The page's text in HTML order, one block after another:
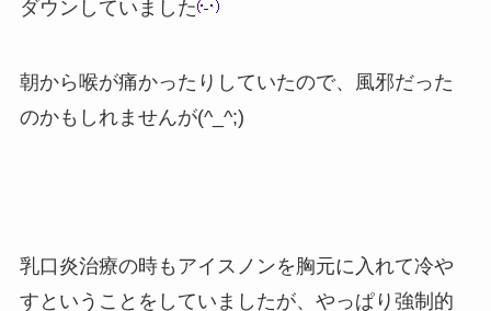
ダウンしていました
朝から喉が痛かったりしていたので、風邪だった
のかもしれませんが(^_^;)
乳口炎治療の時もアイスノンを胸元に入れて冷や
すということをしていましたが、やっぱり強制的